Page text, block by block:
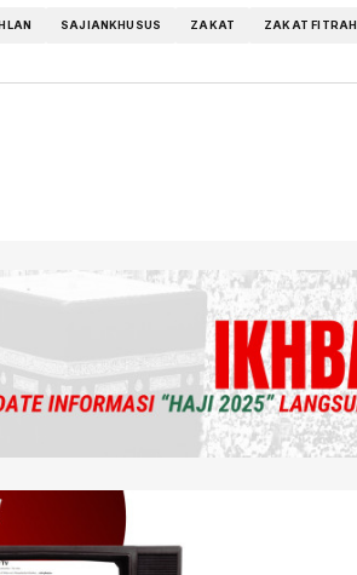
SAJIANKHUSUS ZAKAT ZAKAT FITRAH